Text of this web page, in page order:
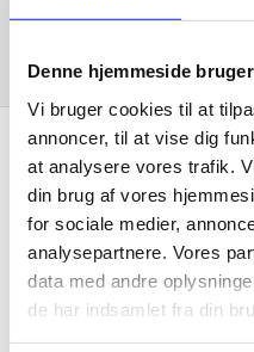
Denne hjemmeside
Vi bruger cookies til at
annoncer, til at vise dig
at analysere vores trafik.
din brug af vores
for sociale medier,
analysepartnere. Vores
data med andre
de har indsamlet fra din
Hurtig levering fra
Landsdækkende dag-
Lynhurtig levering
Mere end 10.000